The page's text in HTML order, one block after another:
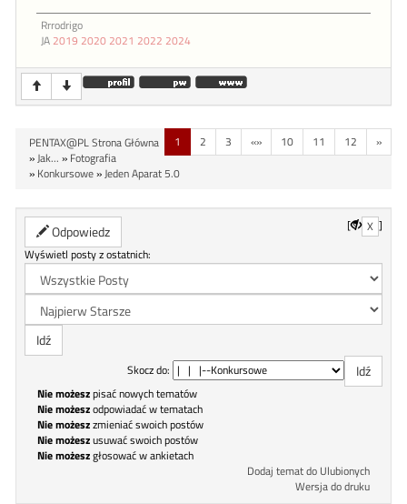
Rrrodrigo
JA 2019 2020 2021 2022 2024
1 2 3 «» 10 11 12 »
PENTAX@PL Strona Główna
»Jak... » Fotografia
» Konkursowe»Jeden Aparat 5.0
Odpowiedz [ X ]
Wyświetl posty z ostatnich:
Skocz do:
Nie możeszpisać nowych tematów
Nie możeszodpowiadać w tematach
Nie możeszzmieniać swoich postów
Nie możeszusuwać swoich postów
Nie możeszgłosować w ankietach
Dodaj temat do Ulubionych
Wersja do druku